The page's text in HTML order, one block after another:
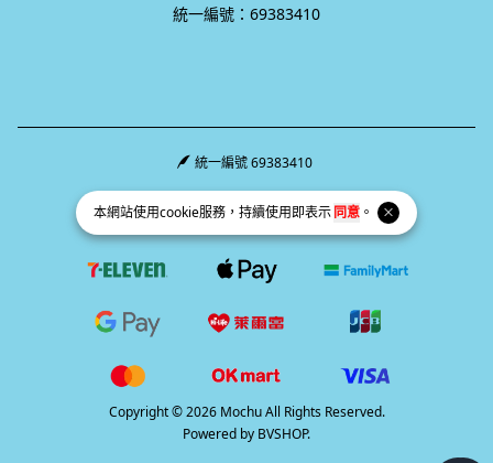
本網站使用cookie服務，持續使用即表示同意 。
統一編號：69383410
統一編號 69383410
Facebook page
Instagram page
Line page
Copyright © 2026 Mochu All Rights Reserved.
Powered by BVSHOP.